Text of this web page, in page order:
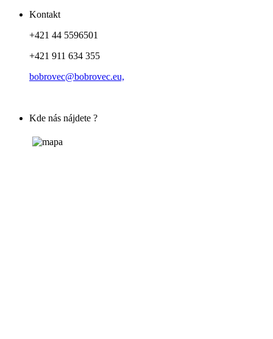
Kontakt
+421 44 5596501
+421 911 634 355
bobrovec@bobrovec.eu,
Kde nás nájdete ?